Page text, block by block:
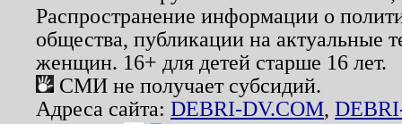
Распространение информации о
общества, публикации на актуальные
женщин. 16+ для детей старше 16 лет.
СМИ не получает субсидий.
Адреса сайта: DEBRI-DV.COM,